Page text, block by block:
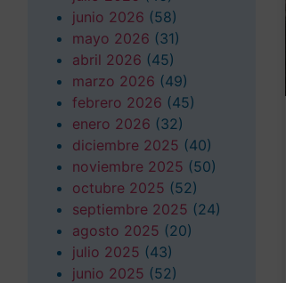
junio 2026 (58)
mayo 2026 (31)
abril 2026 (45)
marzo 2026 (49)
febrero 2026 (45)
enero 2026 (32)
diciembre 2025 (40)
noviembre 2025 (50)
octubre 2025 (52)
septiembre 2025 (24)
agosto 2025 (20)
julio 2025 (43)
junio 2025 (52)